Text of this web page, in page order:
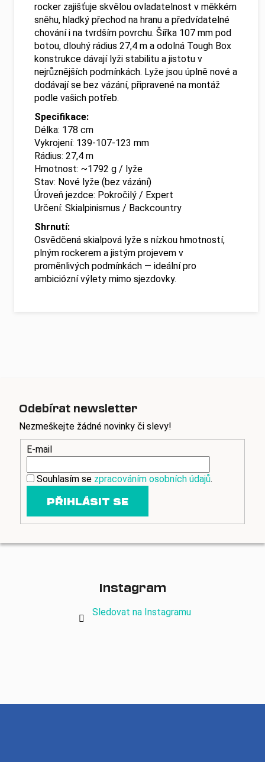
rocker zajišťuje skvělou ovladatelnost v měkkém
sněhu, hladký přechod na hranu a předvídatelné
chování i na tvrdším povrchu. Šířka 107 mm pod
botou, dlouhý rádius 27,4 m a odolná Tough Box
konstrukce dávají lyži stabilitu a jistotu v
nejrůznějších podmínkách. Lyže jsou úplně nové a
dodávají se bez vázání, připravené na montáž
podle vašich potřeb.
Specifikace:
Délka: 178 cm
Vykrojení: 139-107-123 mm
Rádius: 27,4 m
Hmotnost: ~1792 g / lyže
Stav: Nové lyže (bez vázání)
Úroveň jezdce: Pokročilý / Expert
Určení: Skialpinismus / Backcountry
Shrnutí:
Osvědčená skialpová lyže s nízkou hmotností,
plným rockerem a jistým projevem v
proměnlivých podmínkách — ideální pro
ambiciózní výlety mimo sjezdovky.
Odebírat newsletter
Nezmeškejte žádné novinky či slevy!
E-mail
Souhlasím se zpracováním osobních údajů.
PŘIHLÁSIT SE
Instagram
Sledovat na Instagramu